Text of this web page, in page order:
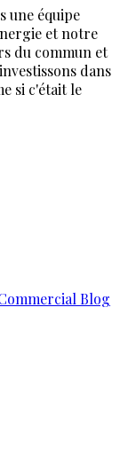
une équipe
et notre
du commun et
dans
si c'était le
Blog